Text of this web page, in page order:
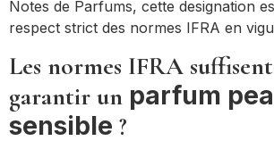
Notes de Parfums, cette designation
respect strict des normes IFRA en
Les normes IFRA
garantir un parfum
sensible ?